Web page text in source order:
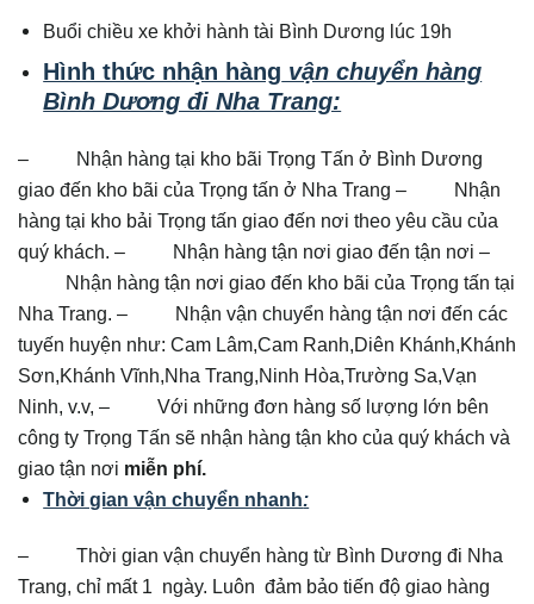
Buổi chiều xe khởi hành tài Bình Dương lúc 19h
Hình thức nhận hàng vận chuyển hàng
Bình Dương đi Nha Trang:
– Nhận hàng tại kho bãi Trọng Tấn ở Bình Dương
giao đến kho bãi của Trọng tấn ở Nha Trang – Nhận
hàng tại kho bải Trọng tấn giao đến nơi theo yêu cầu của
quý khách. – Nhận hàng tận nơi giao đến tận nơi –
Nhận hàng tận nơi giao đến kho bãi của Trọng tấn tại
Nha Trang. – Nhận vận chuyển hàng tận nơi đến các
tuyến huyện như: Cam Lâm,Cam Ranh,Diên Khánh,Khánh
Sơn,Khánh Vĩnh,Nha Trang,Ninh Hòa,Trường Sa,Vạn
Ninh, v.v, – Với những đơn hàng số lượng lớn bên
công ty Trọng Tấn sẽ nhận hàng tận kho của quý khách và
giao tận nơi miễn phí.
Thời gian vận chuyển nhanh:
– Thời gian vận chuyển hàng từ Bình Dương đi Nha
Trang, chỉ mất 1 ngày. Luôn đảm bảo tiến độ giao hàng